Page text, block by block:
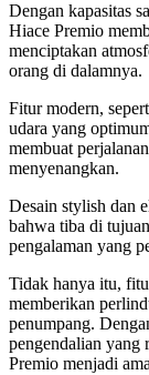
Dengan kapasitas
Hiace Premio
menciptakan
orang di dalamnya.
Fitur modern,
udara yang
membuat
menyenangkan.
Desain stylish dan
bahwa tiba di
pengalaman yang
Tidak hanya itu,
memberikan
penumpang.
pengendalian yang
Premio menjadi